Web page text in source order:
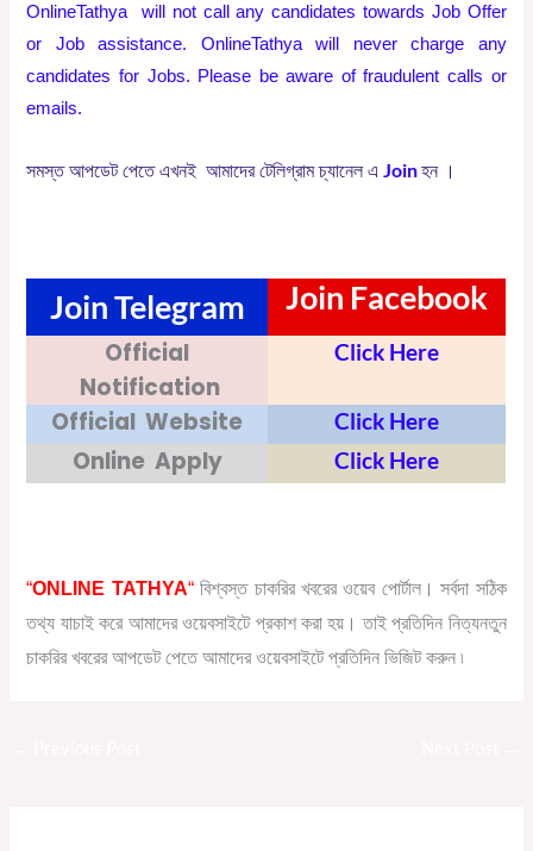
OnlineTathya will not call any candidates towards Job Offer
or Job assistance. OnlineTathya will never charge any
candidates for Jobs. Please be aware of fraudulent calls or
emails.
সমস্ত আপডেট পেতে এখনই আমাদের টেলিগ্রাম চ্যানেল এ Join হন ।
Join Telegram Join Facebook
Official
Notification
Click Here
Official Website Click Here
Online Apply Click Here
“ONLINE TATHYA“বিশ্বস্ত চাকরির খবরের ওয়েব পোর্টাল। সর্বদা সঠিক
তথ্য যাচাই করে আমাদের ওয়েবসাইটে প্রকাশ করা হয়। তাই প্রতিদিন নিত্যনতুন
চাকরির খবরের আপডেট পেতে আমাদের ওয়েবসাইটে প্রতিদিন ভিজিট করুন ৷